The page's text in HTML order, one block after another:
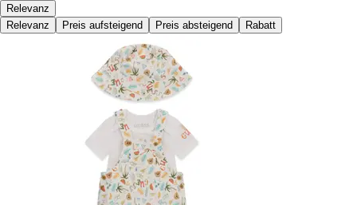
Relevanz
Relevanz
Preis aufsteigend Preis absteigend Rabatt